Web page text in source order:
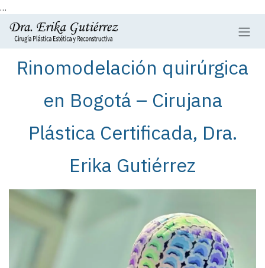
...
Ir al contenido
Rinomodelación quirúrgica
en Bogotá – Cirujana
Plástica Certificada, Dra.
Erika Gutiérrez